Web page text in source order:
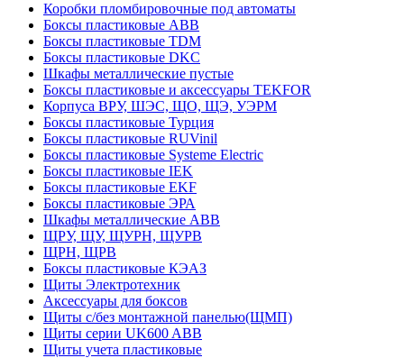
Коробки пломбировочные под автоматы
Боксы пластиковые ABB
Боксы пластиковые TDM
Боксы пластиковые DKC
Шкафы металлические пустые
Боксы пластиковые и аксессуары TEKFOR
Корпуса ВРУ, ШЭС, ЩО, ЩЭ, УЭРМ
Боксы пластиковые Турция
Боксы пластиковые RUVinil
Боксы пластиковые Systeme Electric
Боксы пластиковые IEK
Боксы пластиковые EKF
Боксы пластиковые ЭРА
Шкафы металлические ABB
ЩРУ, ЩУ, ЩУРН, ЩУРВ
ЩРН, ЩРВ
Боксы пластиковые КЭАЗ
Щиты Электротехник
Аксессуары для боксов
Щиты с/без монтажной панелью(ЩМП)
Щиты серии UK600 ABB
Щиты учета пластиковые